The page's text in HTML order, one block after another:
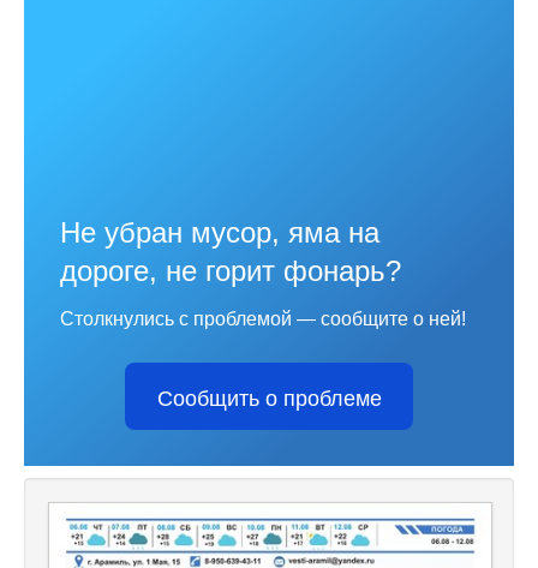
Не убран мусор, яма на
дороге, не горит фонарь?
Столкнулись с проблемой — сообщите о ней!
Сообщить о проблеме